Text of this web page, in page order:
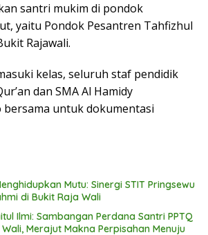
santri mukim di pondok
yaitu Pondok Pesantren Tahfizhul
Rajawali.
kelas, seluruh staf pendidik
dan SMA Al Hamidy
untuk dokumentasi
Mutu: Sinergi STIT Pringsewu
di Bukit Raja Wali
Ilmi: Sambangan Perdana Santri PPTQ
Merajut Makna Perpisahan Menuju